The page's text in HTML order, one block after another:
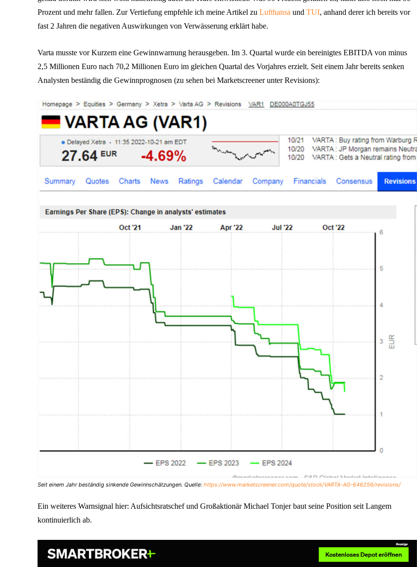
Prozent und mehr fallen. Zur Vertiefung empfehle ich meine Artikel zu Lufthansa und TUI, anhand derer ich bereits vor
fast 2 Jahren die negativen Auswirkungen von Verwässerung erklärt habe.
Varta musste vor Kurzem eine Gewinnwarnung herausgeben. Im 3. Quartal wurde ein bereinigtes EBITDA von minus
2,5 Millionen Euro nach 70,2 Millionen Euro im gleichen Quartal des Vorjahres erzielt. Seit einem Jahr bereits senken
Analysten beständig die Gewinnprognosen (zu sehen bei Marketscreener unter Revisions):
Seit einem Jahr beständig sinkende Gewinnschätzungen. Quelle: https://www.marketscreener.com/quote/stock/VARTA-AG-646256/revisions/
Ein weiteres Warnsignal hier: Aufsichtsratschef und Großaktionär Michael Tonjer baut seine Position seit Langem
kontinuierlich ab.